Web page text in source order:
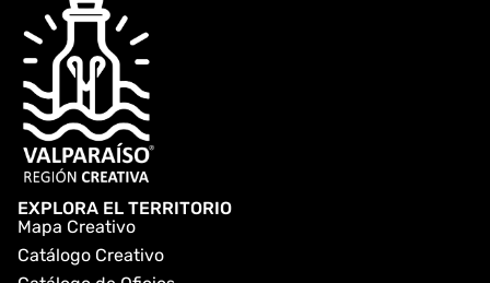
EXPLORA EL TERRITORIO
Mapa Creativo
Catálogo Creativo